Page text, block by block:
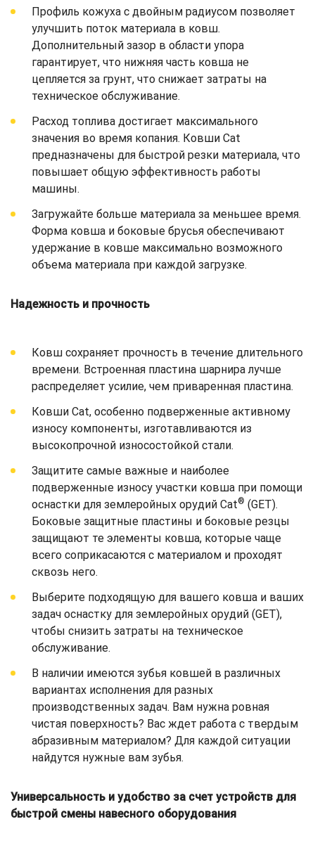
Профиль кожуха с двойным радиусом позволяет
улучшить поток материала в ковш.
Дополнительный зазор в области упора
гарантирует, что нижняя часть ковша не
цепляется за грунт, что снижает затраты на
техническое обслуживание.
Расход топлива достигает максимального
значения во время копания. Ковши Cat
предназначены для быстрой резки материала, что
повышает общую эффективность работы
машины.
Загружайте больше материала за меньшее время.
Форма ковша и боковые брусья обеспечивают
удержание в ковше максимально возможного
объема материала при каждой загрузке.
Надежность и прочность
Ковш сохраняет прочность в течение длительного
времени. Встроенная пластина шарнира лучше
распределяет усилие, чем приваренная пластина.
Ковши Cat, особенно подверженные активному
износу компоненты, изготавливаются из
высокопрочной износостойкой стали.
Защитите самые важные и наиболее
подверженные износу участки ковша при помощи
оснастки для землеройных орудий Cat® (GET).
Боковые защитные пластины и боковые резцы
защищают те элементы ковша, которые чаще
всего соприкасаются с материалом и проходят
сквозь него.
Выберите подходящую для вашего ковша и ваших
задач оснастку для землеройных орудий (GET),
чтобы снизить затраты на техническое
обслуживание.
В наличии имеются зубья ковшей в различных
вариантах исполнения для разных
производственных задач. Вам нужна ровная
чистая поверхность? Вас ждет работа с твердым
абразивным материалом? Для каждой ситуации
найдутся нужные вам зубья.
Универсальность и удобство за счет устройств для
быстрой смены навесного оборудования